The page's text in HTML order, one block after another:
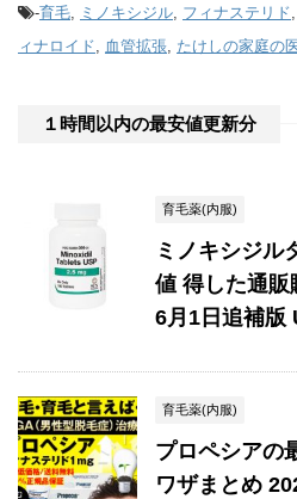
-育毛, ミノキシジル, フィナステリド,
ィナロイド, 血管拡張, たけしの家庭の
１時間以内の最安値更新分
育毛薬(内服)
ミノキシジル
値 得した通販
6月1日追補版
育毛薬(内服)
プロペシアの
ワザまとめ